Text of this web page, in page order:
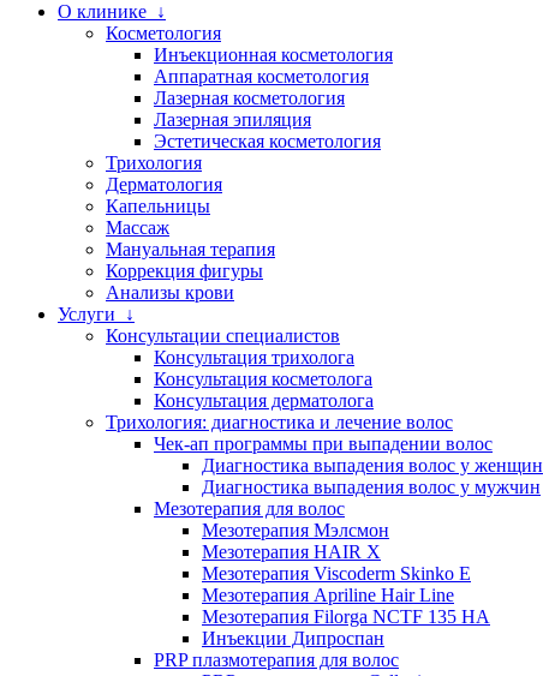
О клинике ↓
Косметология
Инъекционная косметология
Аппаратная косметология
Лазерная косметология
Лазерная эпиляция
Эстетическая косметология
Трихология
Дерматология
Капельницы
Массаж
Мануальная терапия
Коррекция фигуры
Анализы крови
Услуги ↓
Консультации специалистов
Консультация трихолога
Консультация косметолога
Консультация дерматолога
Трихология: диагностика и лечение волос
Чек-ап программы при выпадении волос
Диагностика выпадения волос у женщин
Диагностика выпадения волос у мужчин
Мезотерапия для волос
Мезотерапия Мэлсмон
Мезотерапия HAIR X
Мезотерапия Viscoderm Skinko E
Мезотерапия Apriline Hair Line
Мезотерапия Filorga NCTF 135 HA
Инъекции Дипроспан
PRP плазмотерапия для волос